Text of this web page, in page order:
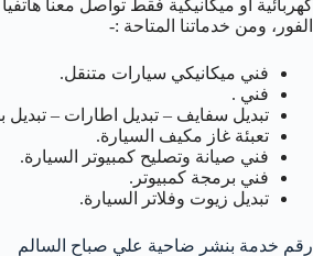
كهربائية او ميكانيكية فقط تواصل معنا
الفور، ومن خدماتنا المتاحة :-
فني ميكانيكي سيارات متنقل.
فني .
تبديل سفايف – تبديل اطارات – تبديل
تعبئة غاز مكيف السيارة.
فني صيانة وتصليح كمبيوتر السيارة.
فني برمجة كمبيوتر.
تبديل زيوت وفلاتر السيارة.
رقم خدمة بنشر ضاحية علي صباح السالم